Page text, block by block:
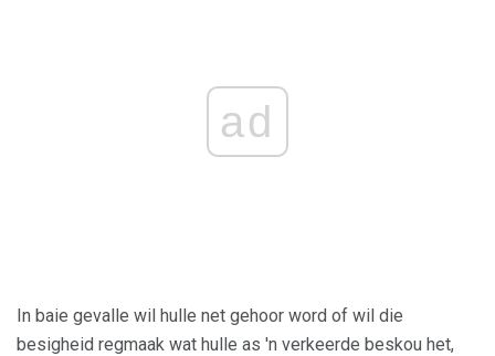
ad
In baie gevalle wil hulle net gehoor word of wil die
besigheid regmaak wat hulle as 'n verkeerde beskou het,